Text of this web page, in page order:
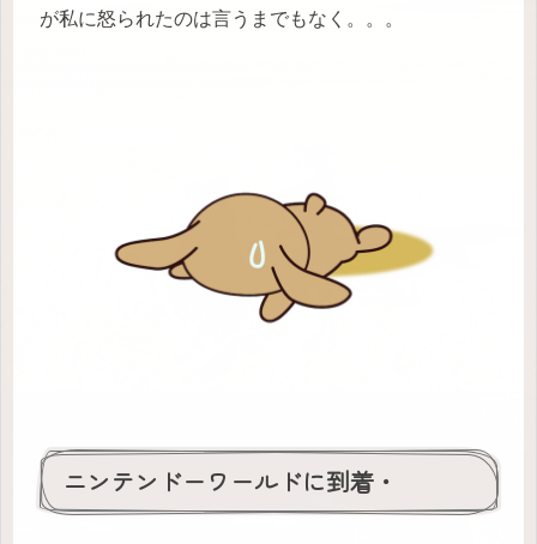
が私に怒られたのは言うまでもなく。。。
ニンテンドーワールドに到着・